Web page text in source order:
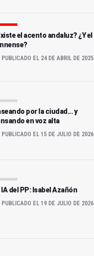
el acento andaluz? ¿Y el
PUBLICADO EL 24 DE ABRIL DE 2025
por la ciudad... y
en voz alta
PUBLICADO EL 15 DE JULIO DE 2026
IA del PP: Isabel Azañón
PUBLICADO EL 19 DE JULIO DE 2026